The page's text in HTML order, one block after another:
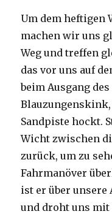
Um dem heftigen
machen wir uns
Weg und treffen
das vor uns auf
beim Ausgang
Sandpiste hockt.
Wicht zwischen
zurück, um zu
Fahrmanöver
ist er über
und droht uns mit